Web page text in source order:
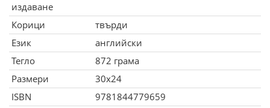
издаване
Корици
твърди
Език
английски
Тегло
872 грама
Размери
30x24
ISBN
9781844779659